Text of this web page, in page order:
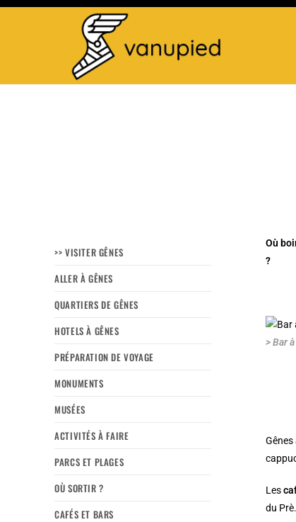
Où
?
> Bar
Les
du Prè.
>> VISITER GÊNES
ALLER À GÊNES
QUARTIERS DE GÊNES
HOTELS À GÊNES
PRÉPARATION DE VOYAGE
MONUMENTS
MUSÉES
ACTIVITÉS À FAIRE
PARCS ET PLAGES
OÙ SORTIR ?
CAFÉS ET BARS